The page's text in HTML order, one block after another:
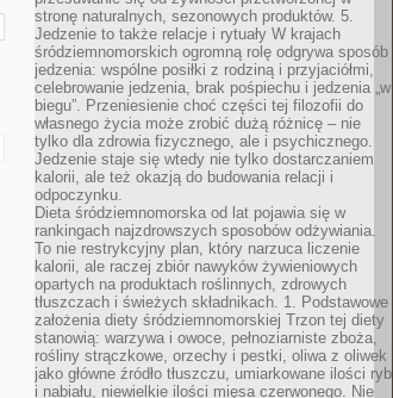
stronę naturalnych, sezonowych produktów. 5.
Jedzenie to także relacje i rytuały W krajach
śródziemnomorskich ogromną rolę odgrywa sposób
jedzenia: wspólne posiłki z rodziną i przyjaciółmi,
celebrowanie jedzenia, brak pośpiechu i jedzenia „w
biegu”. Przeniesienie choć części tej filozofii do
własnego życia może zrobić dużą różnicę – nie
tylko dla zdrowia fizycznego, ale i psychicznego.
Jedzenie staje się wtedy nie tylko dostarczaniem
kalorii, ale też okazją do budowania relacji i
odpoczynku.
Dieta śródziemnomorska od lat pojawia się w
rankingach najzdrowszych sposobów odżywiania.
To nie restrykcyjny plan, który narzuca liczenie
kalorii, ale raczej zbiór nawyków żywieniowych
opartych na produktach roślinnych, zdrowych
tłuszczach i świeżych składnikach. 1. Podstawowe
założenia diety śródziemnomorskiej Trzon tej diety
stanowią: warzywa i owoce, pełnoziarniste zboża,
rośliny strączkowe, orzechy i pestki, oliwa z oliwek
jako główne źródło tłuszczu, umiarkowane ilości ryb
i nabiału, niewielkie ilości mięsa czerwonego. Nie